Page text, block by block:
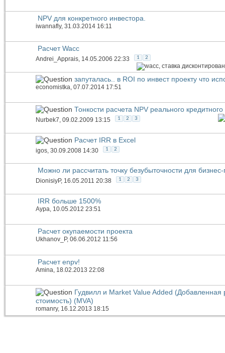
NPV для конкретного инвестора.
iwannafly, 31.03.2014 16:11
Расчет Wacc
Andrei_Apprais, 14.05.2006 22:33 1 2
запуталась.. в ROI по инвест проекту что
economistka , 07.07.2014 17:51
Тонкости расчета NPV реального кредитного
Nurbek7, 09.02.2009 13:15 1 2 3
Расчет IRR в Excel
igos , 30.09.2008 14:30 1 2
Можно ли рассчитать точку безубыточности для
DionisiyP, 16.05.2011 20:38 1 2 3
IRR больше 1500%
Аура , 10.05.2012 23:51
Расчет окупаемости проекта
Ukhanov_P, 06.06.2012 11:56
Расчет enpv!
Amina , 18.02.2013 22:08
Гудвилл и Market Value Added (Добавленная
стоимость) (MVA)
romanry, 16.12.2013 18:15